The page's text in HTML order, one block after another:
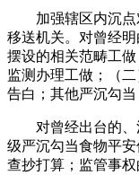
加强辖区内沉点
移送机关。对曾经
摆设的相关范畴工
监测办理工做；（
告白；其他严沉勾当
对曾经出台的、
级严沉勾当食物平
查抄打算；监管事